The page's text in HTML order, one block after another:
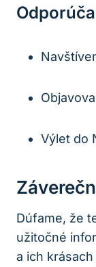
Výlet do
Dúfame, že
užitočné
a ich